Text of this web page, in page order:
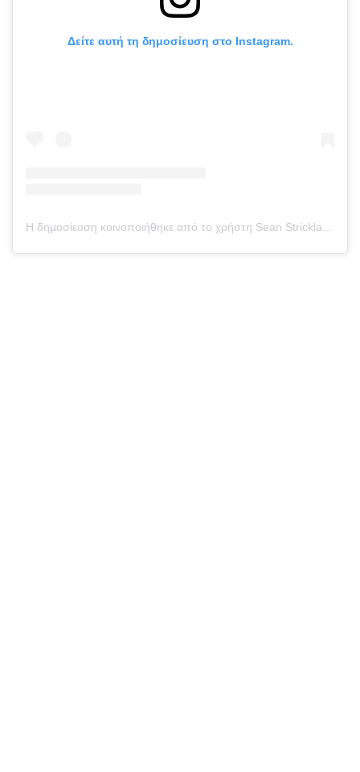
Δείτε αυτή τη δημοσίευση στο Instagram.